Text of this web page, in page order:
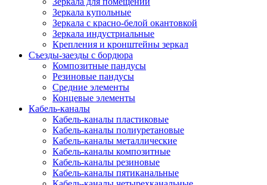
Зеркала купольные
Зеркала с красно-белой окантовкой
Зеркала индустриальные
Крепления и кронштейны зеркал
Съезды-заезды с бордюра
Композитные пандусы
Резиновые пандусы
Средние элементы
Концевые элементы
Кабель-каналы
Кабель-каналы пластиковые
Кабель-каналы полиуретановые
Кабель-каналы металлические
Кабель-каналы композитные
Кабель-каналы резиновые
Кабель-каналы пятиканальные